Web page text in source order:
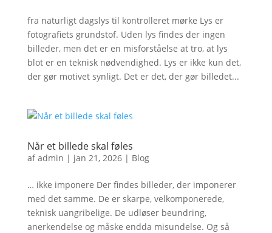
fra naturligt dagslys til kontrolleret mørke Lys er
fotografiets grundstof. Uden lys findes der ingen
billeder, men det er en misforståelse at tro, at lys
blot er en teknisk nødvendighed. Lys er ikke kun det,
der gør motivet synligt. Det er det, der gør billedet...
Når et billede skal føles
afadmin | jan 21, 2026| Blog
… ikke imponere Der findes billeder, der imponerer
med det samme. De er skarpe, velkomponerede,
teknisk uangribelige. De udløser beundring,
anerkendelse og måske endda misundelse. Og så